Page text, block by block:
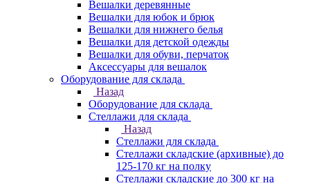
Вешалки деревянные
Вешалки для юбок и брюк
Вешалки для нижнего белья
Вешалки для детской одежды
Вешалки для обуви, перчаток
Аксессуары для вешалок
Оборудование для склада
Назад
Оборудование для склада
Стеллажи для склада
Назад
Стеллажи для склада
Стеллажи складские (архивные) до
125-170 кг на полку
Стеллажи складские до 300 кг на